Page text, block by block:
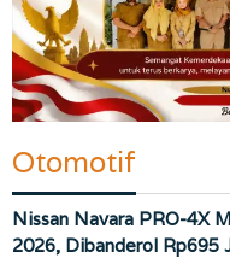
Otomotif
Nissan Navara PRO-4X
2026, Dibanderol Rp695